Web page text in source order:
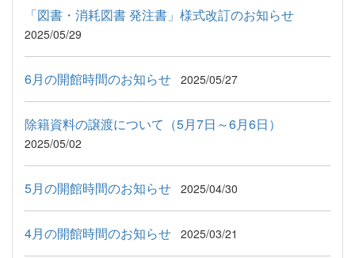
「図書・消耗図書 発注書」様式改訂のお知らせ
2025/05/29
6月の開館時間のお知らせ 2025/05/27
除籍資料の譲渡について（5月7日～6月6日）
2025/05/02
5月の開館時間のお知らせ 2025/04/30
4月の開館時間のお知らせ 2025/03/21